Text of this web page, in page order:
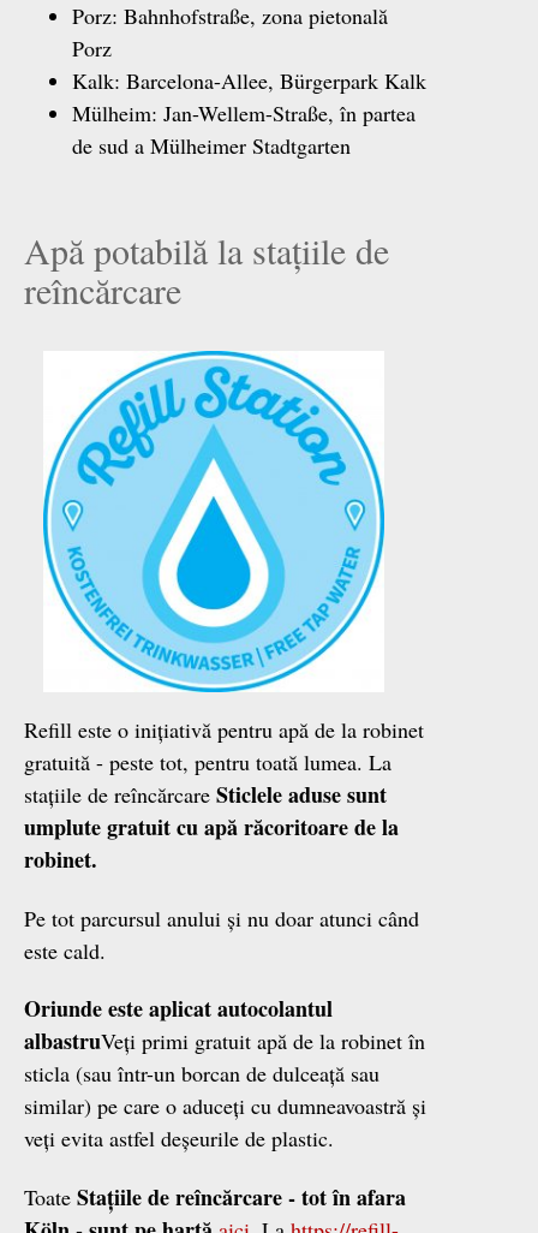
Porz: Bahnhofstraße, zona pietonală
Porz
Kalk: Barcelona-Allee, Bürgerpark Kalk
Mülheim: Jan-Wellem-Straße, în partea
de sud a Mülheimer Stadtgarten
Apă potabilă la stațiile de
reîncărcare
Refill este o inițiativă pentru apă de la robinet
gratuită - peste tot, pentru toată lumea. La
stațiile de reîncărcare Sticlele aduse sunt
umplute gratuit cu apă răcoritoare de la
robinet.
Pe tot parcursul anului și nu doar atunci când
este cald.
Oriunde este aplicat autocolantul
albastruVeți primi gratuit apă de la robinet în
sticla (sau într-un borcan de dulceață sau
similar) pe care o aduceți cu dumneavoastră și
veți evita astfel deșeurile de plastic.
Toate Stațiile de reîncărcare - tot în afara